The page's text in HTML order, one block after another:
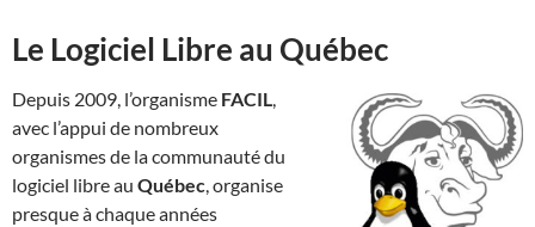
Le Logiciel Libre au Québec
Depuis 2009, l’organisme FACIL,
avec l’appui de nombreux
organismes de la communauté du
logiciel libre au Québec, organise
presque à chaque années